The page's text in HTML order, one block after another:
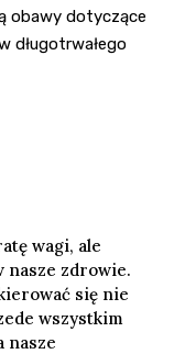
obawy dotyczące
długotrwałego
wagi, ale
nasze zdrowie.
się nie
wszystkim
nasze